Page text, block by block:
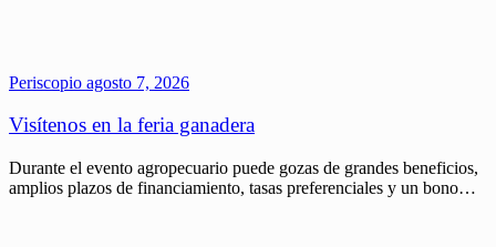
Periscopio agosto 7, 2026
Visítenos en la feria ganadera
Durante el evento agropecuario puede gozas de grandes beneficios,
amplios plazos de financiamiento, tasas preferenciales y un bono…